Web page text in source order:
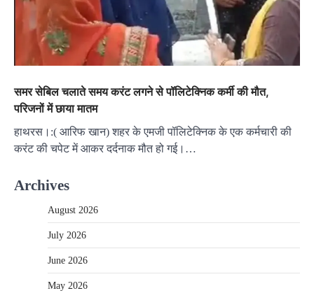
समर सेबिल चलाते समय करंट लगने से पॉलिटेक्निक कर्मी की मौत,
परिजनों में छाया मातम
हाथरस।:( आरिफ खान) शहर के एमजी पॉलिटेक्निक के एक कर्मचारी की
करंट की चपेट में आकर दर्दनाक मौत हो गई।…
Archives
August 2026
July 2026
June 2026
May 2026